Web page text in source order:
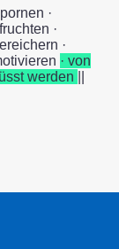
·
·
·
· von
werden